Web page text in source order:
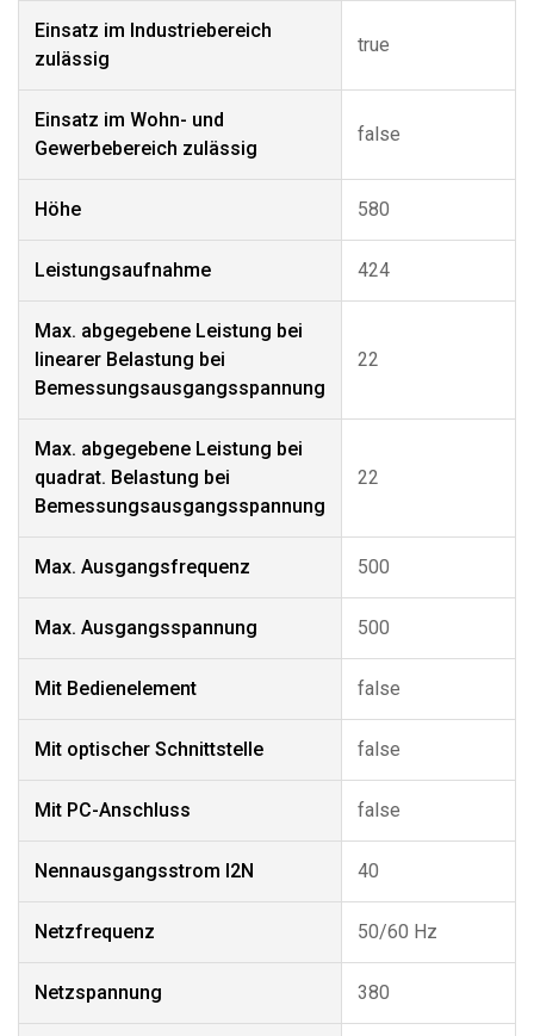
Einsatz im Industriebereich
zulässig
true
Einsatz im Wohn- und
Gewerbebereich zulässig
false
Höhe 580
Leistungsaufnahme 424
Max. abgegebene Leistung bei
linearer Belastung bei
Bemessungsausgangsspannung
22
Max. abgegebene Leistung bei
quadrat. Belastung bei
Bemessungsausgangsspannung
22
Max. Ausgangsfrequenz 500
Max. Ausgangsspannung 500
Mit Bedienelement false
Mit optischer Schnittstelle false
Mit PC-Anschluss false
Nennausgangsstrom I2N 40
Netzfrequenz 50/60 Hz
Netzspannung 380